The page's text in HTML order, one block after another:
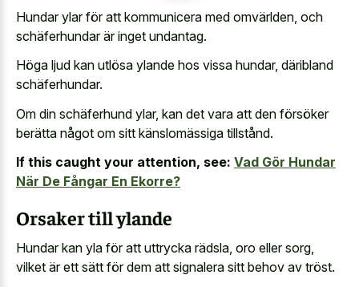
Hundar ylar för att kommunicera med omvärlden, och
schäferhundar är inget undantag.
Höga ljud kan utlösa ylande hos vissa hundar, däribland
schäferhundar.
Om din schäferhund ylar, kan det vara att den försöker
berätta något om sitt känslomässiga tillstånd.
If this caught your attention, see: Vad Gör Hundar
När De Fångar En Ekorre?
Orsaker till ylande
Hundar kan yla för att uttrycka rädsla, oro eller sorg,
vilket är ett sätt för dem att signalera sitt behov av tröst.